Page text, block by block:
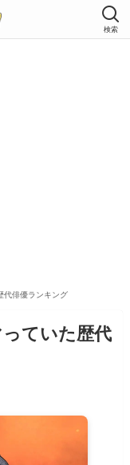
検索
代俳優ランキング
ていた歴代